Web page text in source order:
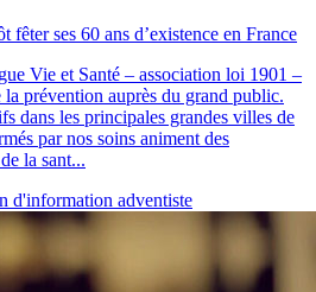
fêter ses 60 ans d’existence en France
Vie et Santé – association loi 1901 –
prévention auprès du grand public.
dans les principales grandes villes de
par nos soins animent des
la sant...
d'information adventiste